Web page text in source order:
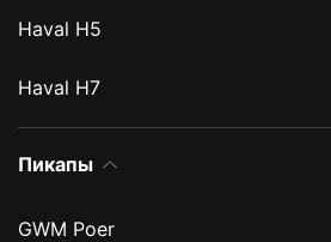
Haval H5
Haval H7
Пикапы
GWM Poer